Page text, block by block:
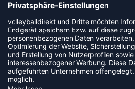
ABONNIERE JETZT DEN
VOLLEYBALLDIREKT-NEWSLETTER
NEUIGKEIT ODER AKTION MEHR.
JETZT